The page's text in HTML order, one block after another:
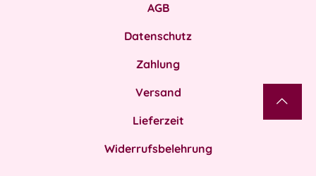
AGB
Datenschutz
Zahlung
Versand
Lieferzeit
Widerrufsbelehrung